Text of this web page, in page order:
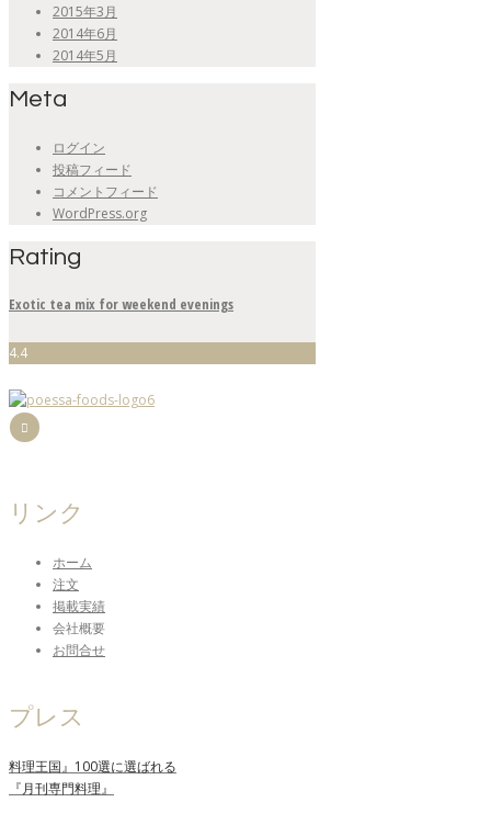
2015年3月
2014年6月
2014年5月
Meta
ログイン
投稿フィード
コメントフィード
WordPress.org
Rating
Exotic tea mix for weekend evenings
4.4
リンク
ホーム
注文
掲載実績
会社概要
お問合せ
プレス
料理王国』100選に選ばれる
『月刊専門料理』